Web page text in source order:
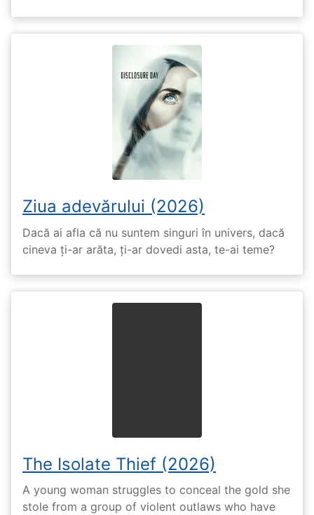
Ziua adevărului (2026)
Dacă ai afla că nu suntem singuri în univers, dacă
cineva ți-ar arăta, ți-ar dovedi asta, te-ai teme?
The Isolate Thief (2026)
A young woman struggles to conceal the gold she
stole from a group of violent outlaws who have